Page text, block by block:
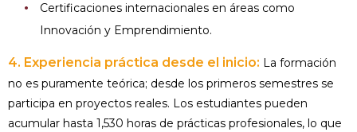
Certificaciones internacionales en áreas como
Innovación y Emprendimiento.
4. Experiencia práctica desde el inicio: La formación
no es puramente teórica; desde los primeros semestres se
participa en proyectos reales. Los estudiantes pueden
acumular hasta 1,530 horas de prácticas profesionales, lo que